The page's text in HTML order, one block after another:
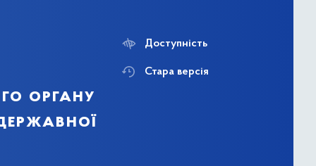
органу
Доступність
Стара версія